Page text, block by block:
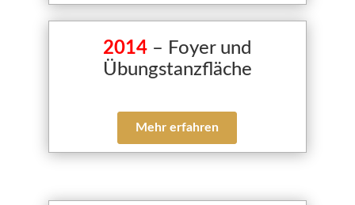
2014 – Foyer und
Übungstanzfläche
Mehr erfahren